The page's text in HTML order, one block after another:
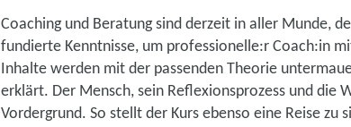
Coaching und Beratung sind derzeit in aller Munde,
fundierte Kenntnisse, um professionelle:r Coach:in
Inhalte werden mit der passenden Theorie
erklärt. Der Mensch, sein Reflexionsprozess und die
Vordergrund. So stellt der Kurs ebenso eine Reise zu